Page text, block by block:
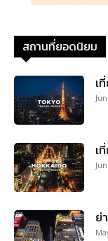
สถานที่ยอดนิยม
เ
เ
ย่